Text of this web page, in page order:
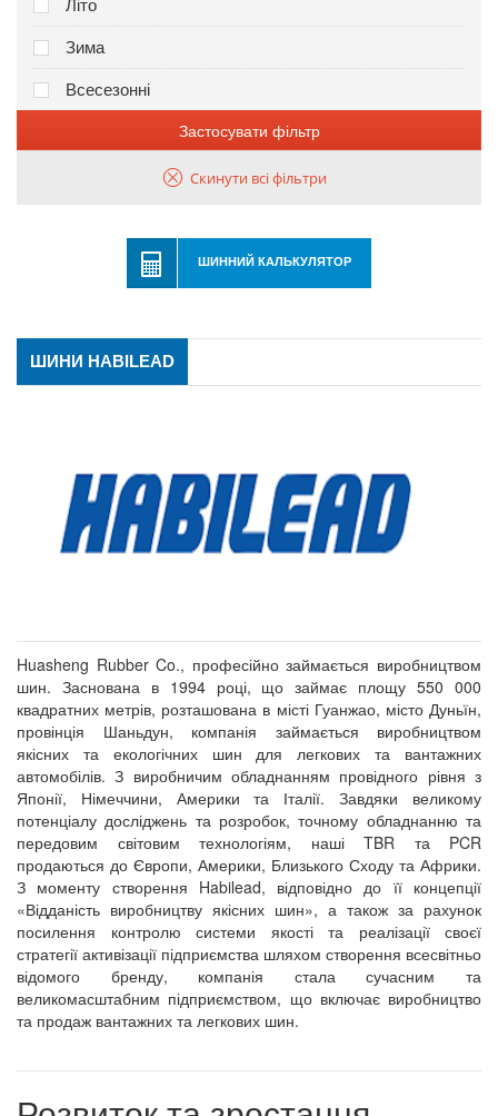
Літо
Зима
Всесезонні
Застосувати фільтр
Скинути всі фільтри
ШИННИЙ КАЛЬКУЛЯТОР
ШИНИ HABILEAD
Huasheng Rubber Co., професійно займається виробництвом
шин. Заснована в 1994 році, що займає площу 550 000
квадратних метрів, розташована в місті Гуанжао, місто Дуньїн,
провінція Шаньдун, компанія займається виробництвом
якісних та екологічних шин для легкових та вантажних
автомобілів. З виробничим обладнанням провідного рівня з
Японії, Німеччини, Америки та Італії. Завдяки великому
потенціалу досліджень та розробок, точному обладнанню та
передовим світовим технологіям, наші TBR та PCR
продаються до Європи, Америки, Близького Сходу та Африки.
З моменту створення Habilead, відповідно до її концепції
«Відданість виробництву якісних шин», а також за рахунок
посилення контролю системи якості та реалізації своєї
стратегії активізації підприємства шляхом створення всесвітньо
відомого бренду, компанія стала сучасним та
великомасштабним підприємством, що включає виробництво
та продаж вантажних та легкових шин.